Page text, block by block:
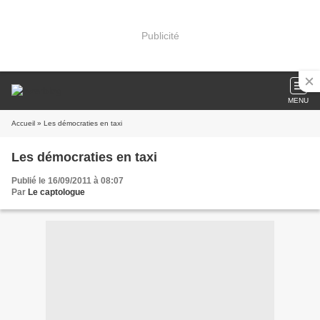
Publicité
MENU
Accueil » Les démocraties en taxi
Les démocraties en taxi
Publié le 16/09/2011 à 08:07
Par Le captologue